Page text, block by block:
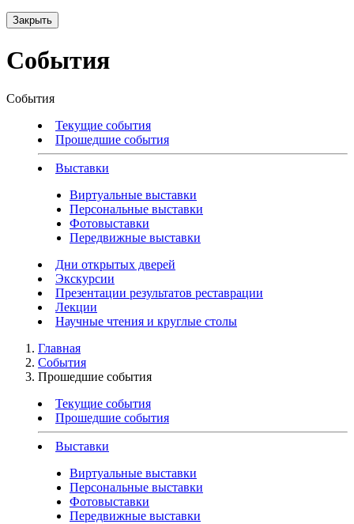
Закрыть
События
События
Текущие события
Прошедшие события
Выставки
Виртуальные выставки
Персональные выставки
Фотовыставки
Передвижные выставки
Дни открытых дверей
Экскурсии
Презентации результатов реставрации
Лекции
Научные чтения и круглые столы
Главная
События
Прошедшие события
Текущие события
Прошедшие события
Выставки
Виртуальные выставки
Персональные выставки
Фотовыставки
Передвижные выставки